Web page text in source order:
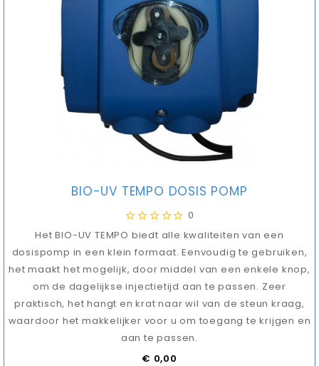
BIO-UV TEMPO DOSIS POMP
0
Het BIO-UV TEMPO biedt alle kwaliteiten van een
dosispomp in een klein formaat. Eenvoudig te gebruiken,
het maakt het mogelijk, door middel van een enkele knop,
om de dagelijkse injectietijd aan te passen. Zeer
praktisch, het hangt en krat naar wil van de steun kraag,
waardoor het makkelijker voor u om toegang te krijgen en
aan te passen.
Prijs
€ 0,00